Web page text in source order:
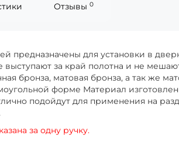
Отзывы 0
предназначены для установки в
выступают за край полотна и не
бронза, матовая бронза, а так же
форме Материал
подойдут для применения на
за одну ручку.